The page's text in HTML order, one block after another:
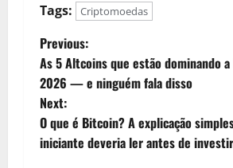
Tags: Criptomoedas
P
o
s
t
Previous:
As 5 Altcoins que estão dominando a
2026 — e ninguém fala disso
Next:
O que é Bitcoin? A explicação
iniciante deveria ler antes de investir